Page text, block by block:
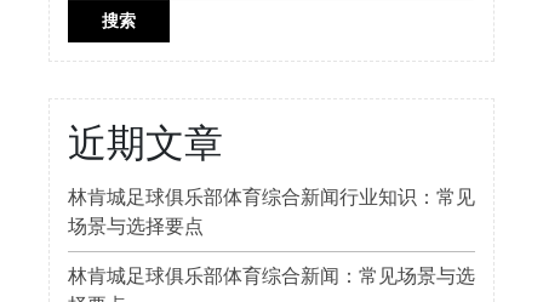
搜索
近期文章
林肯城足球俱乐部体育综合新闻行业知识：常见
场景与选择要点
林肯城足球俱乐部体育综合新闻：常见场景与选